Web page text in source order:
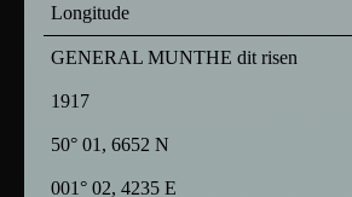
Longitude
GENERAL MUNTHE dit risen
1917
50° 01, 6652 N
001° 02, 4235 E